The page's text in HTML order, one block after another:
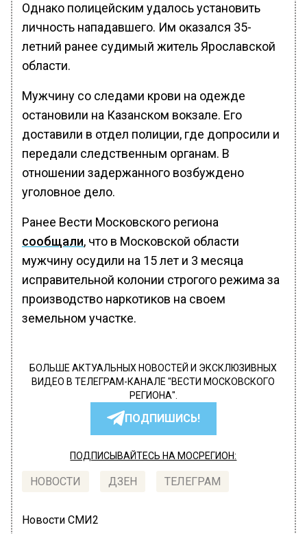
Однако полицейским удалось установить
личность нападавшего. Им оказался 35-
летний ранее судимый житель Ярославской
области.
Мужчину со следами крови на одежде
остановили на Казанском вокзале. Его
доставили в отдел полиции, где допросили и
передали следственным органам. В
отношении задержанного возбуждено
уголовное дело.
Ранее Вести Московского региона
сообщали, что в Московской области
мужчину осудили на 15 лет и 3 месяца
исправительной колонии строгого режима за
производство наркотиков на своем
земельном участке.
БОЛЬШЕ АКТУАЛЬНЫХ НОВОСТЕЙ И ЭКСКЛЮЗИВНЫХ
ВИДЕО В ТЕЛЕГРАМ-КАНАЛЕ "ВЕСТИ МОСКОВСКОГО
РЕГИОНА".
ПОДПИШИСЬ!
ПОДПИСЫВАЙТЕСЬ НА МОСРЕГИОН:
НОВОСТИ ДЗЕН ТЕЛЕГРАМ
Новости СМИ2